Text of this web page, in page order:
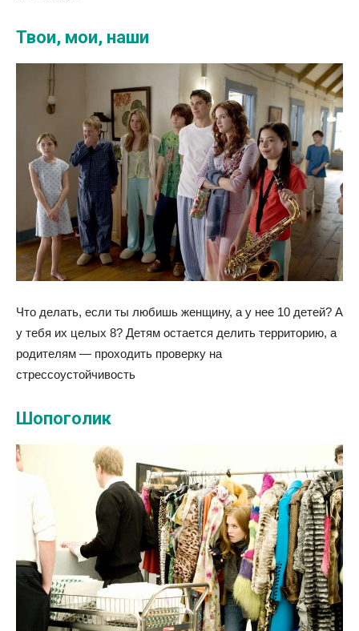
Твои, мои, наши
Что делать, если ты любишь женщину, а у нее 10 детей? А
у тебя их целых 8? Детям остается делить территорию, а
родителям — проходить проверку на
стрессоустойчивость
Шопоголик